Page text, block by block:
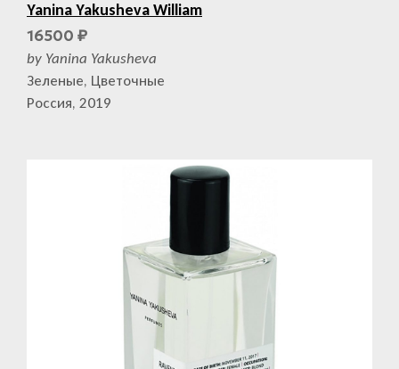
Yanina Yakusheva William
16500 ₽
by Yanina Yakusheva
Зеленые, Цветочные
Россия, 2019